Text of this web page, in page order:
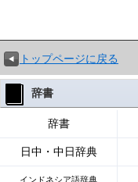
トップページに戻る
辞書
辞書
日中・中日辞典
インドネシア語辞典